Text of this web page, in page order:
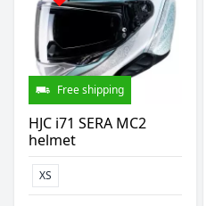
Free shipping
HJC i71 SERA MC2
helmet
XS